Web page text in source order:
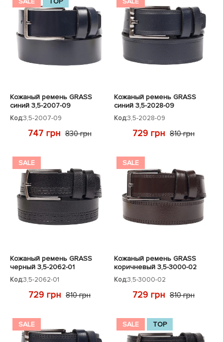
Кожаный ремень GRASS
синий 3,5-2007-09
Код:3,5-2007-09
747 грн 830 грн
Кожаный ремень GRASS
синий 3,5-2028-09
Код:3,5-2028-09
729 грн 810 грн
SALE
Кожаный ремень GRASS
черный 3,5-2062-01
Код:3,5-2062-01
729 грн 810 грн
SALE
Кожаный ремень GRASS
коричневый 3,5-3000-02
Код:3,5-3000-02
729 грн 810 грн
SALE SALE TOP